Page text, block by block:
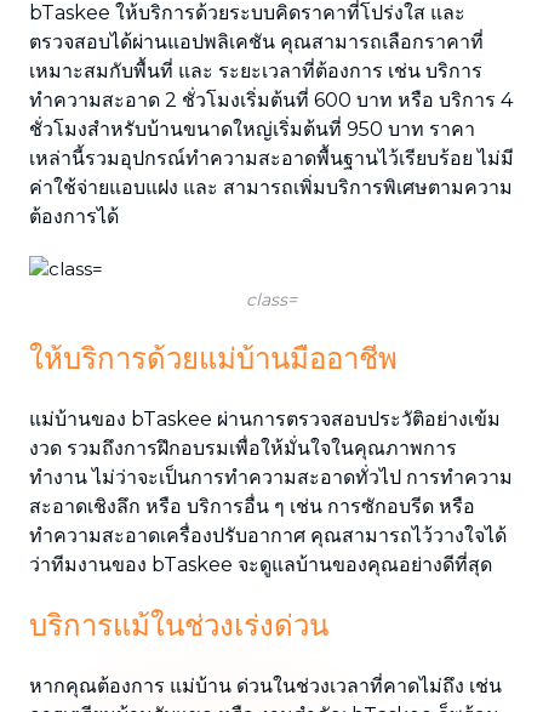
bTaskee ให้บริการด้วยระบบคิดราคาที่โปร่งใส และ
ตรวจสอบได้ผ่านแอปพลิเคชัน คุณสามารถเลือกราคาที่
เหมาะสมกับพื้นที่ และ ระยะเวลาที่ต้องการ เช่น บริการ
ทำความสะอาด 2 ชั่วโมงเริ่มต้นที่ 600 บาท หรือ บริการ 4
ชั่วโมงสำหรับบ้านขนาดใหญ่เริ่มต้นที่ 950 บาท ราคา
เหล่านี้รวมอุปกรณ์ทำความสะอาดพื้นฐานไว้เรียบร้อย ไม่มี
ค่าใช้จ่ายแอบแฝง และ สามารถเพิ่มบริการพิเศษตามความ
ต้องการได้
class=
ให้บริการด้วยแม่บ้านมืออาชีพ
แม่บ้านของ bTaskee ผ่านการตรวจสอบประวัติอย่างเข้ม
งวด รวมถึงการฝึกอบรมเพื่อให้มั่นใจในคุณภาพการ
ทำงาน ไม่ว่าจะเป็นการทำความสะอาดทั่วไป การทำความ
สะอาดเชิงลึก หรือ บริการอื่น ๆ เช่น การซักอบรีด หรือ
ทำความสะอาดเครื่องปรับอากาศ คุณสามารถไว้วางใจได้
ว่าทีมงานของ bTaskee จะดูแลบ้านของคุณอย่างดีที่สุด
บริการแม้ในช่วงเร่งด่วน
หากคุณต้องการ แม่บ้าน ด่วนในช่วงเวลาที่คาดไม่ถึง เช่น